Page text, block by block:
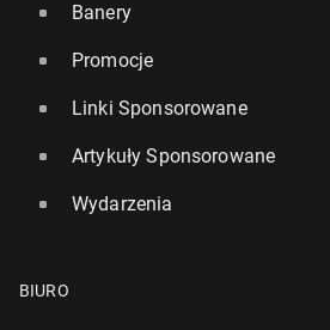
Banery
Promocje
Linki Sponsorowane
Artykuły Sponsorowane
Wydarzenia
BIURO